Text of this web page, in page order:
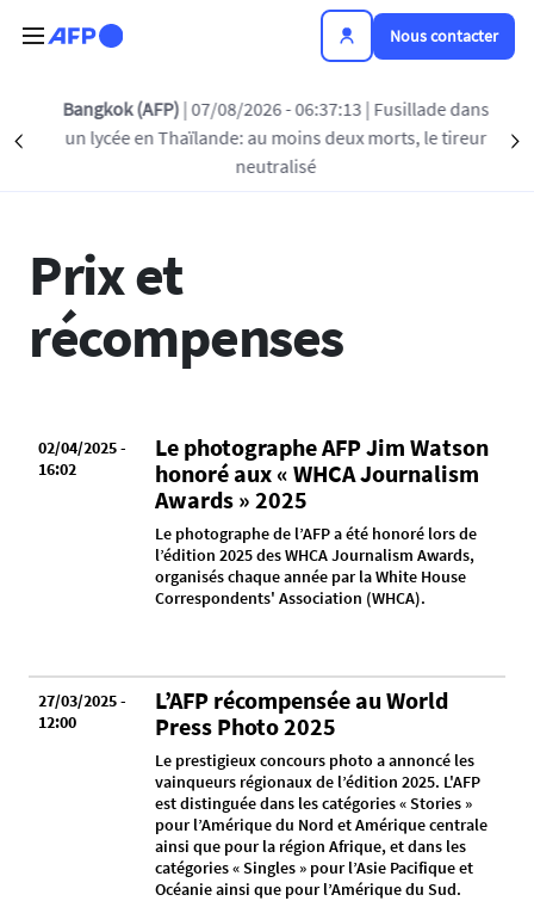
Nous contacter
Précédent
Bangkok (AFP)| 07/08/2026 - 06:37:13| Fusillade dans
un lycée en Thaïlande: au moins deux morts, le tireur
neutralisé
L'ACTUALITÉ DE L'AFP PRIX ET RÉCOMPENSES
Prix et
récompenses
02/04/2025 -
16:02
Le photographe AFP Jim Watson
honoré aux « WHCA Journalism
Awards » 2025
Le photographe de l’AFP a été honoré lors de
l’édition 2025 des WHCA Journalism Awards,
organisés chaque année par la White House
Correspondents' Association (WHCA).
27/03/2025 -
12:00
L’AFP récompensée au World
Press Photo 2025
Le prestigieux concours photo a annoncé les
vainqueurs régionaux de l’édition 2025. L'AFP
est distinguée dans les catégories « Stories »
pour l’Amérique du Nord et Amérique centrale
ainsi que pour la région Afrique, et dans les
catégories « Singles » pour l’Asie Pacifique et
Océanie ainsi que pour l’Amérique du Sud.